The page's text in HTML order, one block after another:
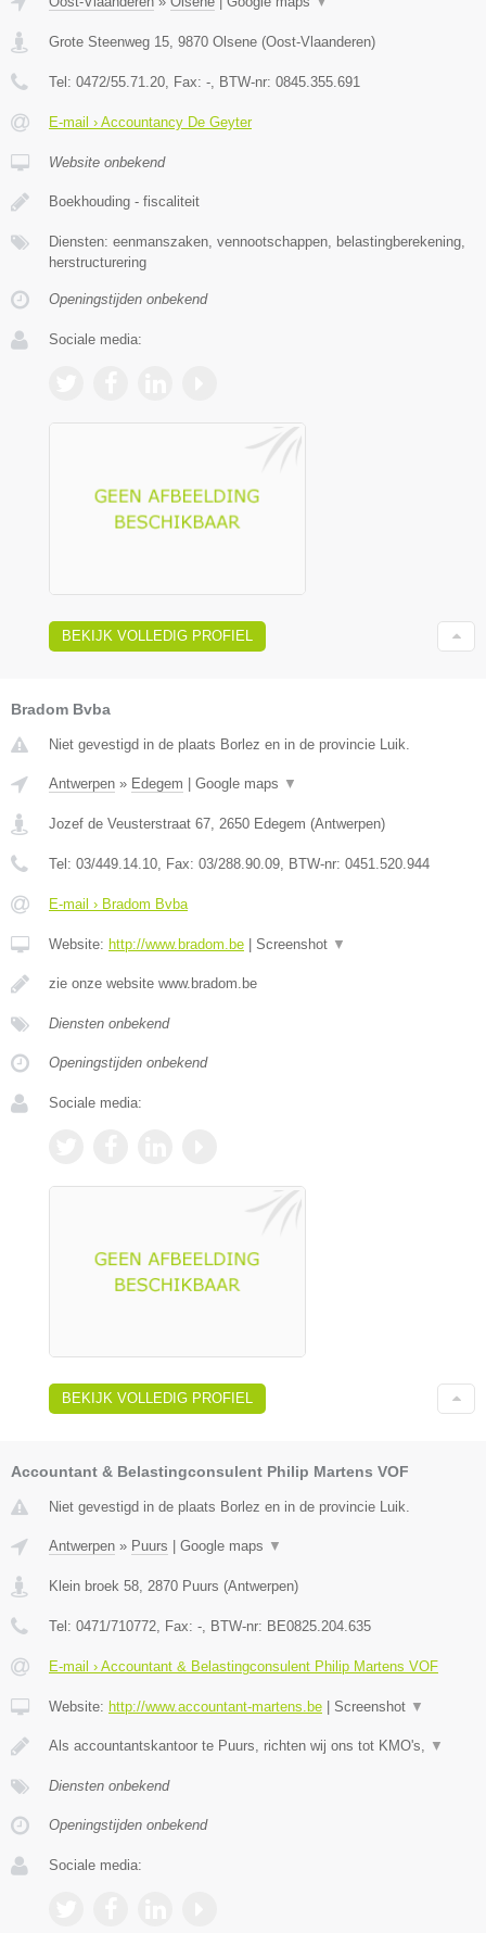
Grote Steenweg 15 9870 Olsene (Oost-Vlaanderen)
Tel: 0472/55.71.20 , Fax: - , BTW-nr: 0845.355.691
E-mail › Accountancy De Geyter
Website onbekend
Boekhouding - fiscaliteit
Diensten: eenmanszaken, vennootschappen, belastingberekening,
herstructurering
Openingstijden onbekend
Sociale media:
BEKIJK VOLLEDIG PROFIEL
Bradom Bvba
Niet gevestigd in de plaats Borlez en in de provincie Luik.
Antwerpen » Edegem | Google maps ▼
Jozef de Veusterstraat 67 2650 Edegem (Antwerpen)
Tel: 03/449.14.10 , Fax: 03/288.90.09 , BTW-nr: 0451.520.944
E-mail › Bradom Bvba
Website: http://www.bradom.be | Screenshot ▼
zie onze website www.bradom.be
Diensten onbekend
Openingstijden onbekend
Sociale media:
BEKIJK VOLLEDIG PROFIEL
Accountant & Belastingconsulent Philip Martens VOF
Niet gevestigd in de plaats Borlez en in de provincie Luik.
Antwerpen » Puurs Google maps ▼
Klein broek 58, 2870 Puurs (Antwerpen)
Tel: 0471/710772, Fax: -, BTW-nr: BE0825.204.635
E-mail › Accountant & Belastingconsulent Philip Martens VOF
Website: http://www.accountant-martens.be Screenshot ▼
Als accountantskantoor te Puurs, richten wij ons tot KMO's, ▼
Diensten onbekend
Openingstijden onbekend
Sociale media: